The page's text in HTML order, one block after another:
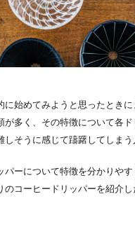
に始めてみようと思ったとき
が多く、その特徴について各
そうに感じて躊躇してしまう
パーについて特徴を分かりや
コーヒードリッパーを紹介し